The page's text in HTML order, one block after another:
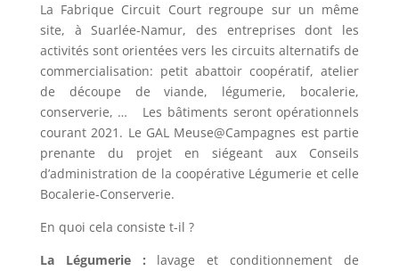
La Fabrique Circuit Court regroupe sur un même
site, à Suarlée-Namur, des entreprises dont les
activités sont orientées vers les circuits alternatifs de
commercialisation: petit abattoir coopératif, atelier
de découpe de viande, légumerie, bocalerie,
conserverie, … Les bâtiments seront opérationnels
courant 2021. Le GAL Meuse@Campagnes est partie
prenante du projet en siégeant aux Conseils
d’administration de la coopérative Légumerie et celle
Bocalerie-Conserverie.
En quoi cela consiste t-il ?
La Légumerie : lavage et conditionnement de